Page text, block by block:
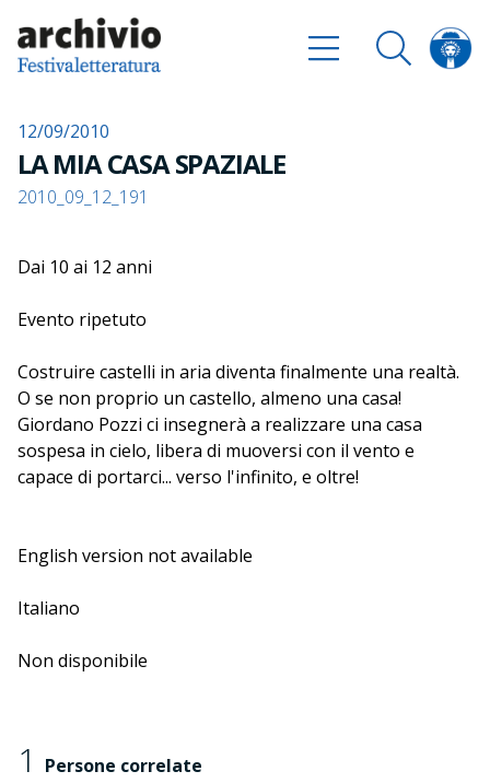
12/09/2010
LA MIA CASA SPAZIALE
2010_09_12_191
Dai 10 ai 12 anni
Evento ripetuto
Costruire castelli in aria diventa finalmente una realtà.
O se non proprio un castello, almeno una casa!
Giordano Pozzi ci insegnerà a realizzare una casa
sospesa in cielo, libera di muoversi con il vento e
capace di portarci... verso l'infinito, e oltre!
English version not available
Italiano
Non disponibile
1 Persone correlate